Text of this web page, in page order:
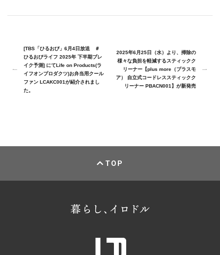
[TBS「ひるおび」6月4日放送 ＃
ひるおびライフ 2025年 下半期ブレ
イク予測] にてLife on Products(ラ
イフオンプロダクツ)お弁当用クール
ファン LCAKC001が紹介されまし
た。
2025年6月25日（水）より、掃除の
様々な負担を軽減するスティックク
リーナー【plus more（プラスモ
ア） 自立式コードレススティックク
リーナー PBACN001】が新発売
TOP